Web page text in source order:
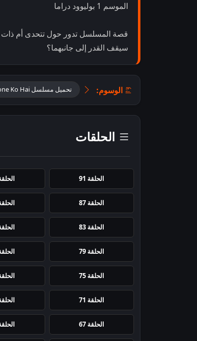
الموسم 1 بوليوود دراما
قصة المسلسل تدور حول تتحدى أم ذات
سيقف القدر إلى جانبهما؟
الوسوم: تحميل مسلسل Seher Hone Ko Hai مدبلج
الحلقات
الحلقة 91 الحلقة
الحلقة 87 الحلقة
الحلقة 83 الحلقة
الحلقة 79 الحلقة
الحلقة 75 الحلقة
الحلقة 71 الحلقة
الحلقة 67 الحلقة